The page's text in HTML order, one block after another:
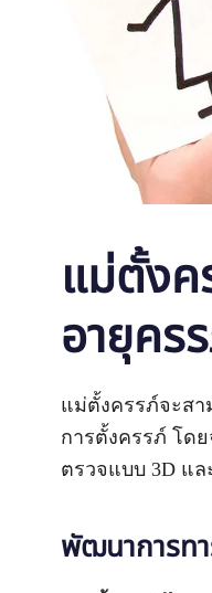
แม่ตั้งค
อายุคร
แม่ตั้งครรภ์จะสา
การตั้งครรภ์ โด
ตรวจแบบ 3D แล
พัฒนาการท